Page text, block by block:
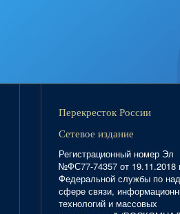
Перекресток России
Сетевое издание
Регистрационный номер Эл
№ФС77-74357 от 19.11.2018
Федеральной службы по
сфере связи,
технологий и массовых